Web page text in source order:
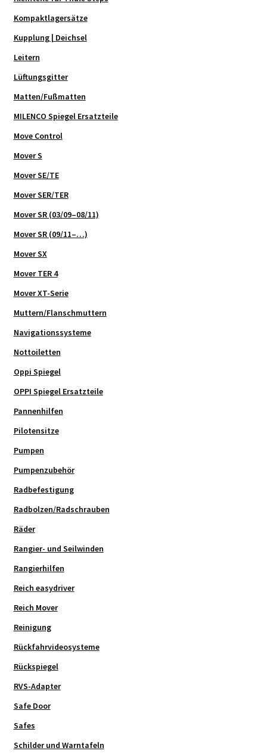
Kompaktlagersätze
Kupplung | Deichsel
Leitern
Lüftungsgitter
Matten/Fußmatten
MILENCO Spiegel Ersatzteile
Move Control
Mover S
Mover SE/TE
Mover SER/TER
Mover SR (03/09–08/11)
Mover SR (09/11–…)
Mover SX
Mover TER 4
Mover XT-Serie
Muttern/Flanschmuttern
Navigationssysteme
Nottoiletten
Oppi Spiegel
OPPI Spiegel Ersatzteile
Pannenhilfen
Pilotensitze
Pumpen
Pumpenzubehör
Radbefestigung
Radbolzen/Radschrauben
Räder
Rangier- und Seilwinden
Rangierhilfen
Reich easydriver
Reich Mover
Reinigung
Rückfahrvideosysteme
Rückspiegel
RVS-Adapter
Safe Door
Safes
Schilder und Warntafeln